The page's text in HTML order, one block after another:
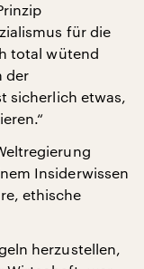
für die
total wütend
der
sicherlich etwas,
Insiderwissen
ethische
herzustellen,